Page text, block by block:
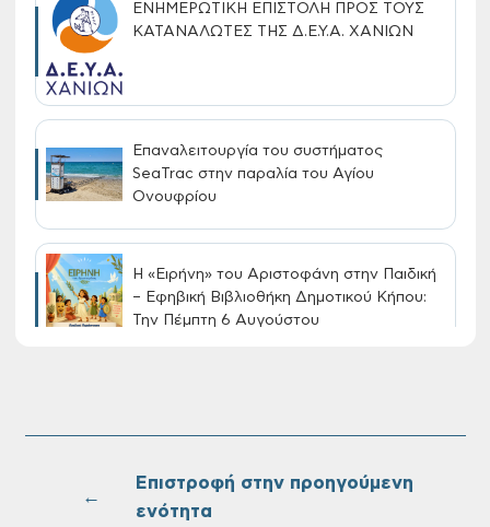
ΕΝΗΜΕΡΩΤΙΚΗ ΕΠΙΣΤΟΛΗ ΠΡΟΣ ΤΟΥΣ
ΚΑΤΑΝΑΛΩΤΕΣ ΤΗΣ Δ.Ε.Υ.Α. ΧΑΝΙΩΝ
Επαναλειτουργία του συστήματος
SeaTrac στην παραλία του Αγίου
Ονουφρίου
Η «Ειρήνη» του Αριστοφάνη στην Παιδική
– Εφηβική Βιβλιοθήκη Δημοτικού Κήπου:
Την Πέμπτη 6 Αυγούστου
Πλαστήρα της Δ.Κ. Τσικαλαριών
Πίνακες Κατάταξης & Βαθμολογίας,
←
Επιστροφή στην προηγούμενη
ενότητα